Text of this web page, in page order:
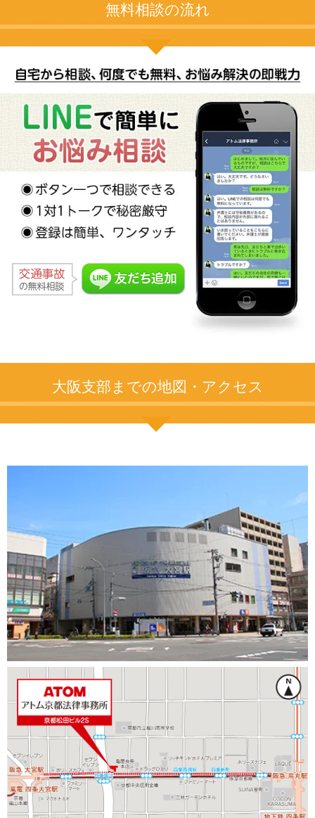
無料相談の流れ
大阪支部までの地図・アクセス